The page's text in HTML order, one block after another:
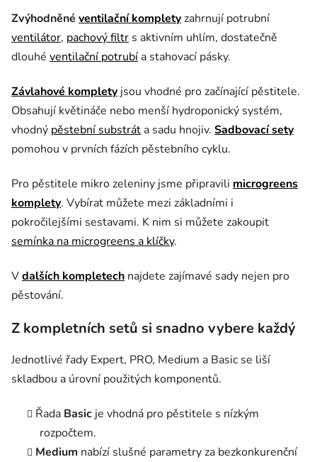
Zvýhodněné ventilační kompletyzahrnují potrubní
ventilátor, pachový filtr s aktivním uhlím, dostatečně
dlouhé ventilační potrubí a stahovací pásky.
Závlahové komplety jsou vhodné pro začínající pěstitele.
Obsahují květináče nebo menší hydroponický systém,
vhodný pěstební substrát a sadu hnojiv. Sadbovací sety
pomohou v prvních fázích pěstebního cyklu.
Pro pěstitele mikro zeleniny jsme připravili microgreens
komplety. Vybírat můžete mezi základními i
pokročilejšími sestavami. K nim si můžete zakoupit
semínka na microgreens a klíčky.
Vdalších kompletech najdete zajímavé sady nejen pro
pěstování.
Z kompletních setů si snadno vybere každý
Jednotlivé řady Expert, PRO, Medium a Basic se liší
skladbou a úrovní použitých komponentů.
Řada Basic je vhodná pro pěstitele s nízkým
rozpočtem.
Medium nabízí slušné parametry za bezkonkurenční